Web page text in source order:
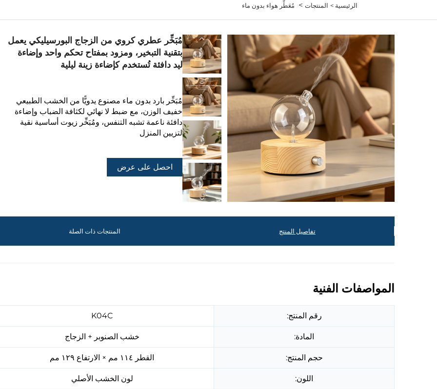
الرئيسية > المنتجات> مُعَطِّر هواء بدون ماء
مُبَخِّر عطري كروي من الزجاج البورسيليكي يعمل
بتقنية التبخير، ومزود بمفتاح تحكم واحد وإضاءة
ليد دافئة تُستخدم كإضاءة زينة ليلية
مُبَخِّر بارد بدون ماء مصنوع يدويًّا من الخشب الطبيعي
خفيف الوزن، مع ضبط لا نهائي لكثافة الضباب وإضاءة
دافئة ناعمة تشبه التنفس، ومُبَخِّر زيوت أساسية نقية
لتزيين المنزل
احصل على عرض
تفاصيل المنتج المنتجات ذات الصلة
المواصفات الفنية
رقم المنتج: K04C
المادة: خشب الصنوبر + الزجاج
حجم المنتج: القطر ١١٤ مم × الارتفاع ١٢٩ مم
اللون: لون الخشب الأصلي